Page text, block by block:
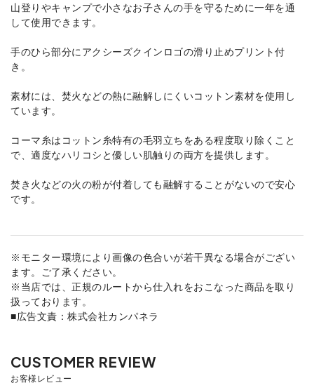
山登りやキャンプで小さなお子さんの手を守るために一年を通
して使用できます。
手のひら部分にアクシーズクインロゴの滑り止めプリント付
き。
素材には、焚火などの熱に融解しにくいコットン素材を使用し
ています。
コーマ糸はコットン糸特有の毛羽立ちをある程度取り除くこと
で、適度なハリコシと優しい肌触りの両方を提供します。
焚き火などの火の粉が付着しても融解することがないので安心
です。
※モニター環境により画像の色合いが若干異なる場合がござい
ます。ご了承ください。
※当店では、正規のルートから仕入れをおこなった商品を取り
扱っております。
■広告文責：株式会社カンパネラ